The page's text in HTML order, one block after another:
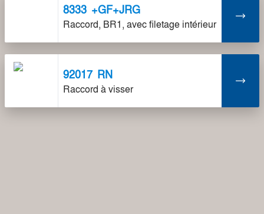
8333 +GF+JRG
Raccord, BR1, avec filetage intérieur
92017 RN
Raccord à visser